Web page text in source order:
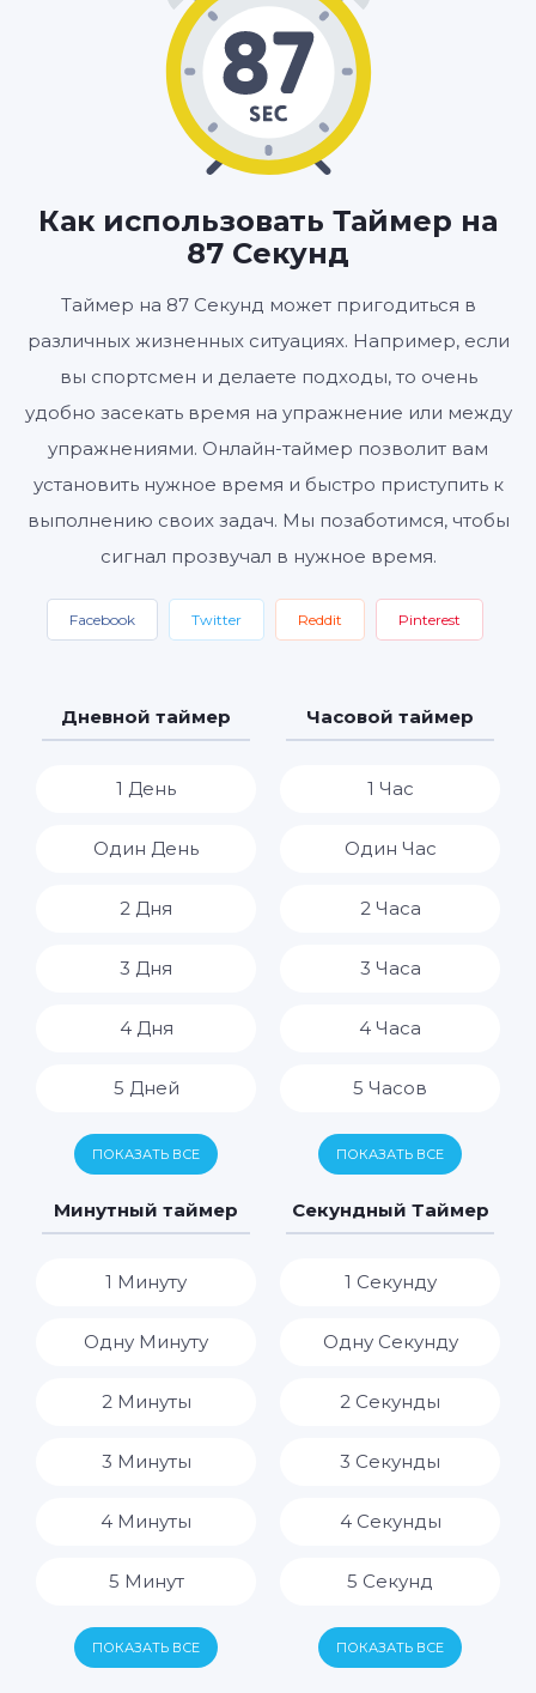
Как использовать Таймер на
87 Секунд
Таймер на 87 Секунд может пригодиться в
различных жизненных ситуациях. Например, если
вы спортсмен и делаете подходы, то очень
удобно засекать время на упражнение или между
упражнениями. Онлайн-таймер позволит вам
установить нужное время и быстро приступить к
выполнению своих задач. Мы позаботимся, чтобы
сигнал прозвучал в нужное время.
Facebook Twitter Reddit Pinterest
Дневной таймер
1 День
Один День
2 Дня
3 Дня
4 Дня
5 Дней
6 Дней
7 Дней
ПОКАЗАТЬ ВСЕ
Часовой таймер
1 Час
Один Час
2 Часа
3 Часа
4 Часа
5 Часов
6 Часов
7 Часов
14 Часов
ПОКАЗАТЬ ВСЕ
Минутный таймер
1 Минуту
Одну Минуту
2 Минуты
3 Минуты
4 Минуты
5 Минут
6 Минут
ПОКАЗАТЬ ВСЕ
Секундный Таймер
1 Секунду
Одну Секунду
2 Секунды
3 Секунды
4 Секунды
5 Секунд
6 Секунд
ПОКАЗАТЬ ВСЕ
01 : 27
Старт